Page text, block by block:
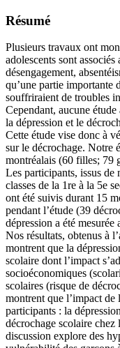
Résumé
Plusieurs travaux ont
adolescents sont
désengagement,
qu’une partie importante
souffriraient de troubles
Cependant, aucune
la dépression et le
Cette étude vise donc à
sur le décrochage. Notre
montréalais (60 filles; 79
Les participants, issus de
classes de la 1re à la 5e
ont été suivis durant 15
pendant l’étude (39
dépression a été
Nos résultats, obtenus à
montrent que la
scolaire dont l’impact
socioéconomiques
scolaires (risque de
montrent que l’impact de
participants : la
décrochage scolaire
discussion explore des